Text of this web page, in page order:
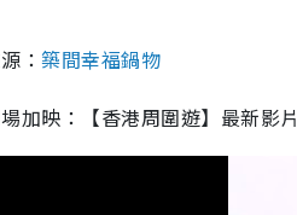
：築間幸福鍋物
加映：【香港周圍遊】最新影片